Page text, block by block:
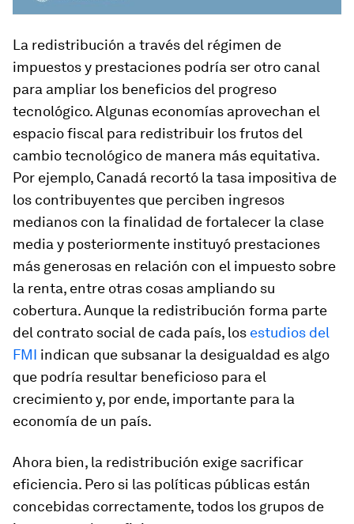
La redistribución a través del régimen de
impuestos y prestaciones podría ser otro canal
para ampliar los beneficios del progreso
tecnológico. Algunas economías aprovechan el
espacio fiscal para redistribuir los frutos del
cambio tecnológico de manera más equitativa.
Por ejemplo, Canadá recortó la tasa impositiva de
los contribuyentes que perciben ingresos
medianos con la finalidad de fortalecer la clase
media y posteriormente instituyó prestaciones
más generosas en relación con el impuesto sobre
la renta, entre otras cosas ampliando su
cobertura. Aunque la redistribución forma parte
del contrato social de cada país, los estudios del
FMI indican que subsanar la desigualdad es algo
que podría resultar beneficioso para el
crecimiento y, por ende, importante para la
economía de un país.
Ahora bien, la redistribución exige sacrificar
eficiencia. Pero si las políticas públicas están
concebidas correctamente, todos los grupos de